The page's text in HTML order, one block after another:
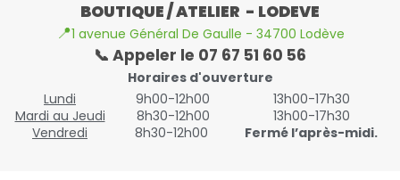
BOUTIQUE / ATELIER - LODEVE
📍1 avenue Général De Gaulle - 34700 Lodève
📞 Appeler le 07 67 51 60 56
Horaires d'ouverture
Lundi
9h00-12h00
13h00-17h30
Mardi au Jeudi
8h30-12h00
13h00-17h30
Vendredi
8h30-12h00 Fermé l’après-midi.